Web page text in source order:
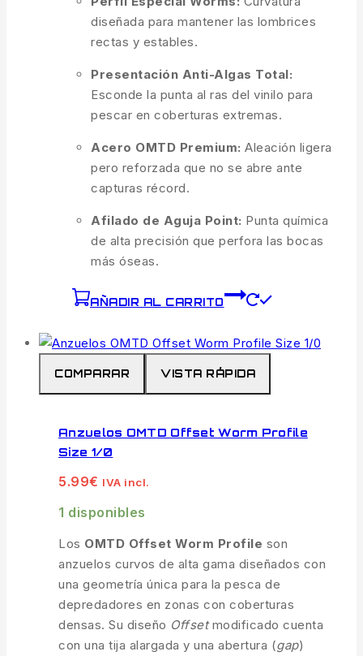
diseñada para mantener las lombrices
rectas y estables.
Presentación Anti-Algas Total:
Esconde la punta al ras del vinilo para
pescar en coberturas extremas.
Acero OMTD Premium: Aleación ligera
pero reforzada que no se abre ante
capturas récord.
Afilado de Aguja Point: Punta química
de alta precisión que perfora las bocas
más óseas.
AÑADIR AL CARRITO
COMPARAR VISTA RÁPIDA
Anzuelos OMTD Offset Worm Profile
Size 1/0
5.99€ IVA incl.
1 disponibles
Los OMTD Offset Worm Profile son
anzuelos curvos de alta gama diseñados con
una geometría única para la pesca de
depredadores en zonas con coberturas
densas. Su diseño Offsetmodificado cuenta
con una tija alargada y una abertura (gap)